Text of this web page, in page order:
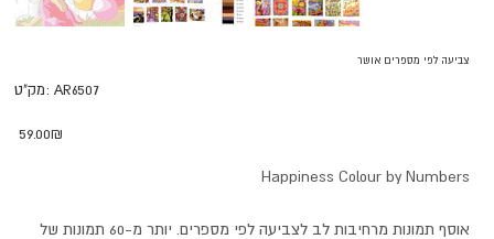
צביעה לפי מספרים אושר
מק"ט: AR6507
AR6507
‏59.00 ‏₪
Happiness Colour by Numbers
אוסף תמונות מרחיבות לב לצביעה לפי מספרים. יותר מ-60 תמונות של